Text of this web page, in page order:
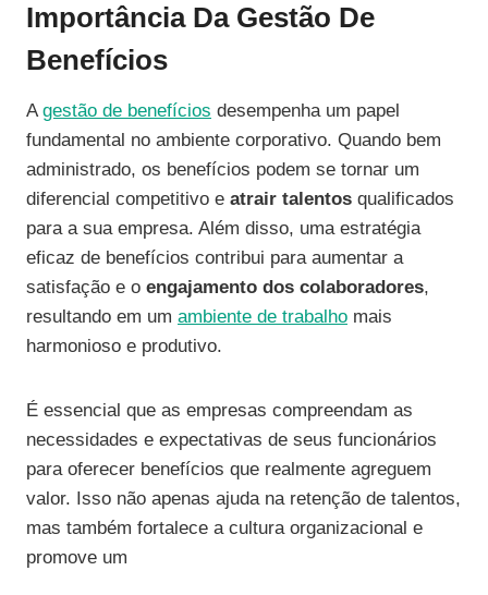
Importância Da Gestão De
Benefícios
Agestão de benefícios desempenha um papel
fundamental no ambiente corporativo. Quando bem
administrado, os benefícios podem se tornar um
diferencial competitivo e atrair talentos qualificados
para a sua empresa. Além disso, uma estratégia
eficaz de benefícios contribui para aumentar a
satisfação e o engajamento dos colaboradores,
resultando em um ambiente de trabalho mais
harmonioso e produtivo.
É essencial que as empresas compreendam as
necessidades e expectativas de seus funcionários
para oferecer benefícios que realmente agreguem
valor. Isso não apenas ajuda na retenção de talentos,
mas também fortalece a cultura organizacional e
promove um